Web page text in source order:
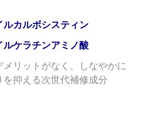
ルカルボシスティン
ルケラチンアミノ酸
リットがなく、しなやかに
を抑える次世代補修成分